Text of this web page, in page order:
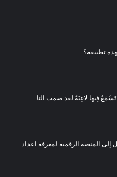
تطبيقة؟...
إلى المنصة الرقمية لمعرفة اعداد